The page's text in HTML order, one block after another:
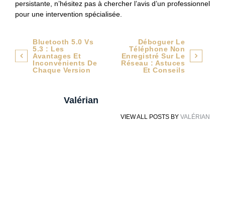
persistante, n’hésitez pas à chercher l’avis d’un professionnel
pour une intervention spécialisée.
Navigation
de
l’article
Bluetooth 5.0 Vs
5.3 : Les
Avantages Et
Inconvénients De
Chaque Version
Déboguer Le
Téléphone Non
Enregistré Sur Le
Réseau : Astuces
Et Conseils
Valérian
VIEW ALL POSTS BY VALÉRIAN